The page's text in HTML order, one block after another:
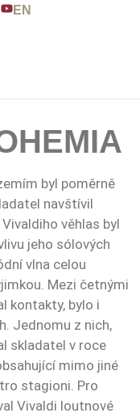
EN
byl poměrně
navštívil
věhlas byl
jeho sólových
vlna celou
Mezi četnými
kontakty, bylo i
Jednomu z nich,
skladatel v roce
mimo jiné
stagioni. Pro
Vivaldi loutnové